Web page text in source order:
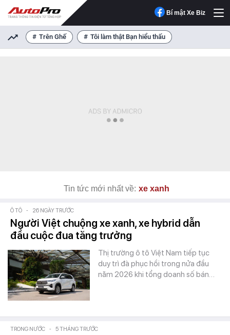
Bí mật Xe Biz
Trên Ghế Tôi làm thật Bạn hiểu thấu
Tin tức mới nhất về: xe xanh
Ô TÔ - 26 NGÀY TRƯỚC
Người Việt chuộng xe xanh, xe hybrid dẫn
đầu cuộc đua tăng trưởng
Thị trường ô tô Việt Nam tiếp tục
duy trì đà phục hồi trong nửa đầu
năm 2026 khi tổng doanh số bán…
TRONG NƯỚC - 5 THÁNG TRƯỚC